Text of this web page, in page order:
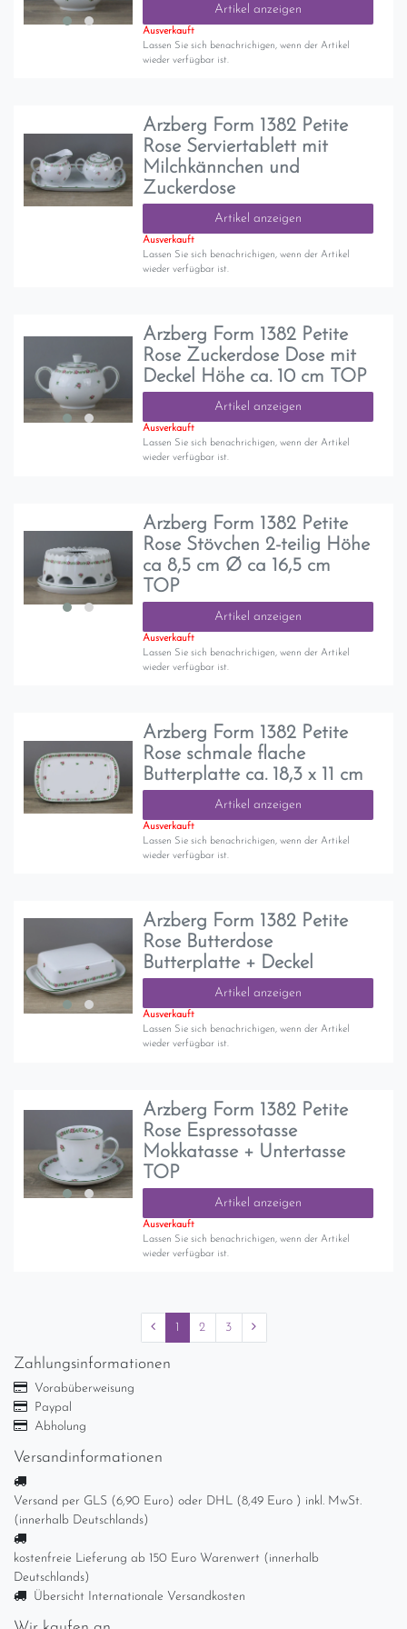
Artikel anzeigen
Ausverkauft
Lassen Sie sich benachrichigen, wenn der Artikel
wieder verfügbar ist.
Arzberg Form 1382 Petite
Rose Serviertablett mit
Milchkännchen und
Zuckerdose
Artikel anzeigen
Ausverkauft
Lassen Sie sich benachrichigen, wenn der Artikel
wieder verfügbar ist.
Arzberg Form 1382 Petite
Rose Zuckerdose Dose mit
Deckel Höhe ca. 10 cm TOP
Artikel anzeigen
Ausverkauft
Lassen Sie sich benachrichigen, wenn der Artikel
wieder verfügbar ist.
Arzberg Form 1382 Petite
Rose Stövchen 2-teilig Höhe
ca 8,5 cm Ø ca 16,5 cm
TOP
Artikel anzeigen
Ausverkauft
Lassen Sie sich benachrichigen, wenn der Artikel
wieder verfügbar ist.
Arzberg Form 1382 Petite
Rose schmale flache
Butterplatte ca. 18,3 x 11 cm
Artikel anzeigen
Ausverkauft
Lassen Sie sich benachrichigen, wenn der Artikel
wieder verfügbar ist.
Arzberg Form 1382 Petite
Rose Butterdose
Butterplatte + Deckel
Artikel anzeigen
Ausverkauft
Lassen Sie sich benachrichigen, wenn der Artikel
wieder verfügbar ist.
Arzberg Form 1382 Petite
Rose Espressotasse
Mokkatasse + Untertasse
TOP
Artikel anzeigen
Ausverkauft
Lassen Sie sich benachrichigen, wenn der Artikel
wieder verfügbar ist.
1 2 3
Zahlungsinformationen
Vorabüberweisung
Paypal
Abholung
Versandinformationen
Versand per GLS (6,90 Euro) oder DHL (8,49 Euro ) inkl. MwSt.
(innerhalb Deutschlands)
kostenfreie Lieferung ab 150 Euro Warenwert (innerhalb
Deutschlands)
Übersicht Internationale Versandkosten